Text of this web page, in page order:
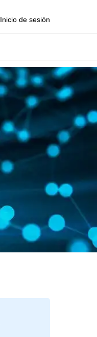
Inicio de sesión